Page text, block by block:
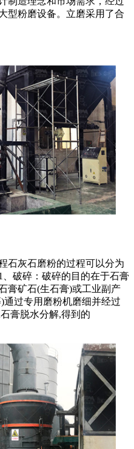
型粉磨设备。立磨采用了合
石灰石磨粉的过程可以分为
破碎：破碎的目的在于石膏
膏矿石(生石膏)或工业副产
过专用磨粉机磨细并经过
膏脱水分解,得到的